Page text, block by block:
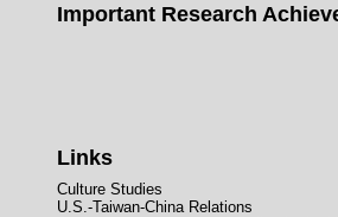
Important Research
Links
Culture Studies
U.S.-Taiwan-China Relations